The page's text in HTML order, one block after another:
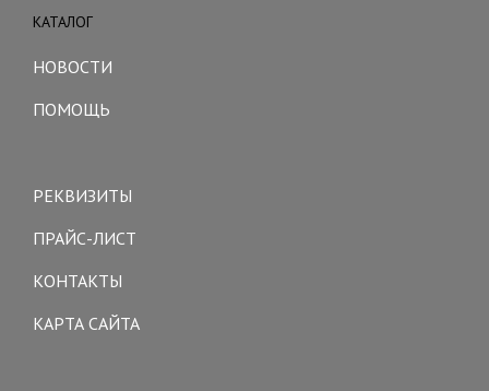
КАТАЛОГ
НОВОСТИ
ПОМОЩЬ
РЕКВИЗИТЫ
ПРАЙС-ЛИСТ
КОНТАКТЫ
КАРТА САЙТА